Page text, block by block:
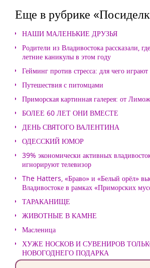
Еще в рубрике
НАШИ МАЛЕНЬКИЕ ДРУЗЬЯ
Родители из Владивостока рассказали,
летние каникулы в этом году
Гейминг против стресса: для чего
Путешествия с питомцами
Приморская картинная галерея: от
БОЛЕЕ 60 ЛЕТ ОНИ ВМЕСТЕ
ДЕНЬ СВЯТОГО ВАЛЕНТИНА
ОДЕССКИЙ ЮМОР
39% экономически активных
игнорируют телевизор
The Hatters, «Браво» и «Белый орёл»
Владивостоке в рамках «Приморских
ТАРАКАНИЩЕ
ЖИВОТНЫЕ В КАМНЕ
Масленица
ХУЖЕ НОСКОВ И СУВЕНИРОВ
НОВОГОДНЕГО ПОДАРКА